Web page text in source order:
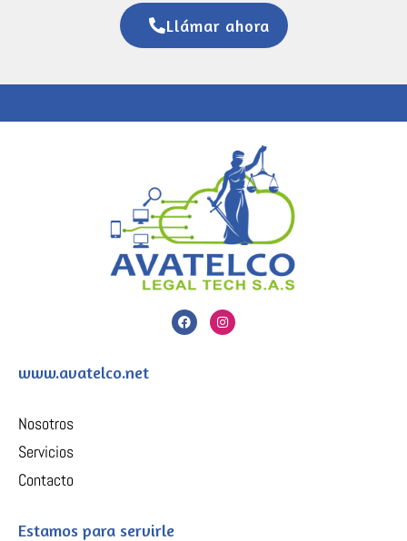
Llámar ahora
F
a
c
I
n
s
www.avatelco.net
Nosotros
Servicios
Contacto
Estamos para servirle